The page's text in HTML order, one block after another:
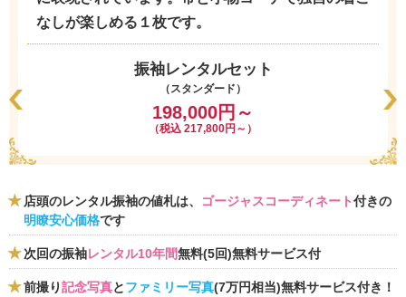
なしが楽しめる１枚です。
振袖レンタルセット
（スタンダード）
198,000円～
（税込 217,800円～）
店頭のレンタル振袖の値札は、 ゴージャスコーディネート付きの
明瞭安心価格です
次回の振袖レンタル10年間無料(5回)無料サービス付
前撮り記念写真とファミリー写真(7万円相当)無料サービス付き！